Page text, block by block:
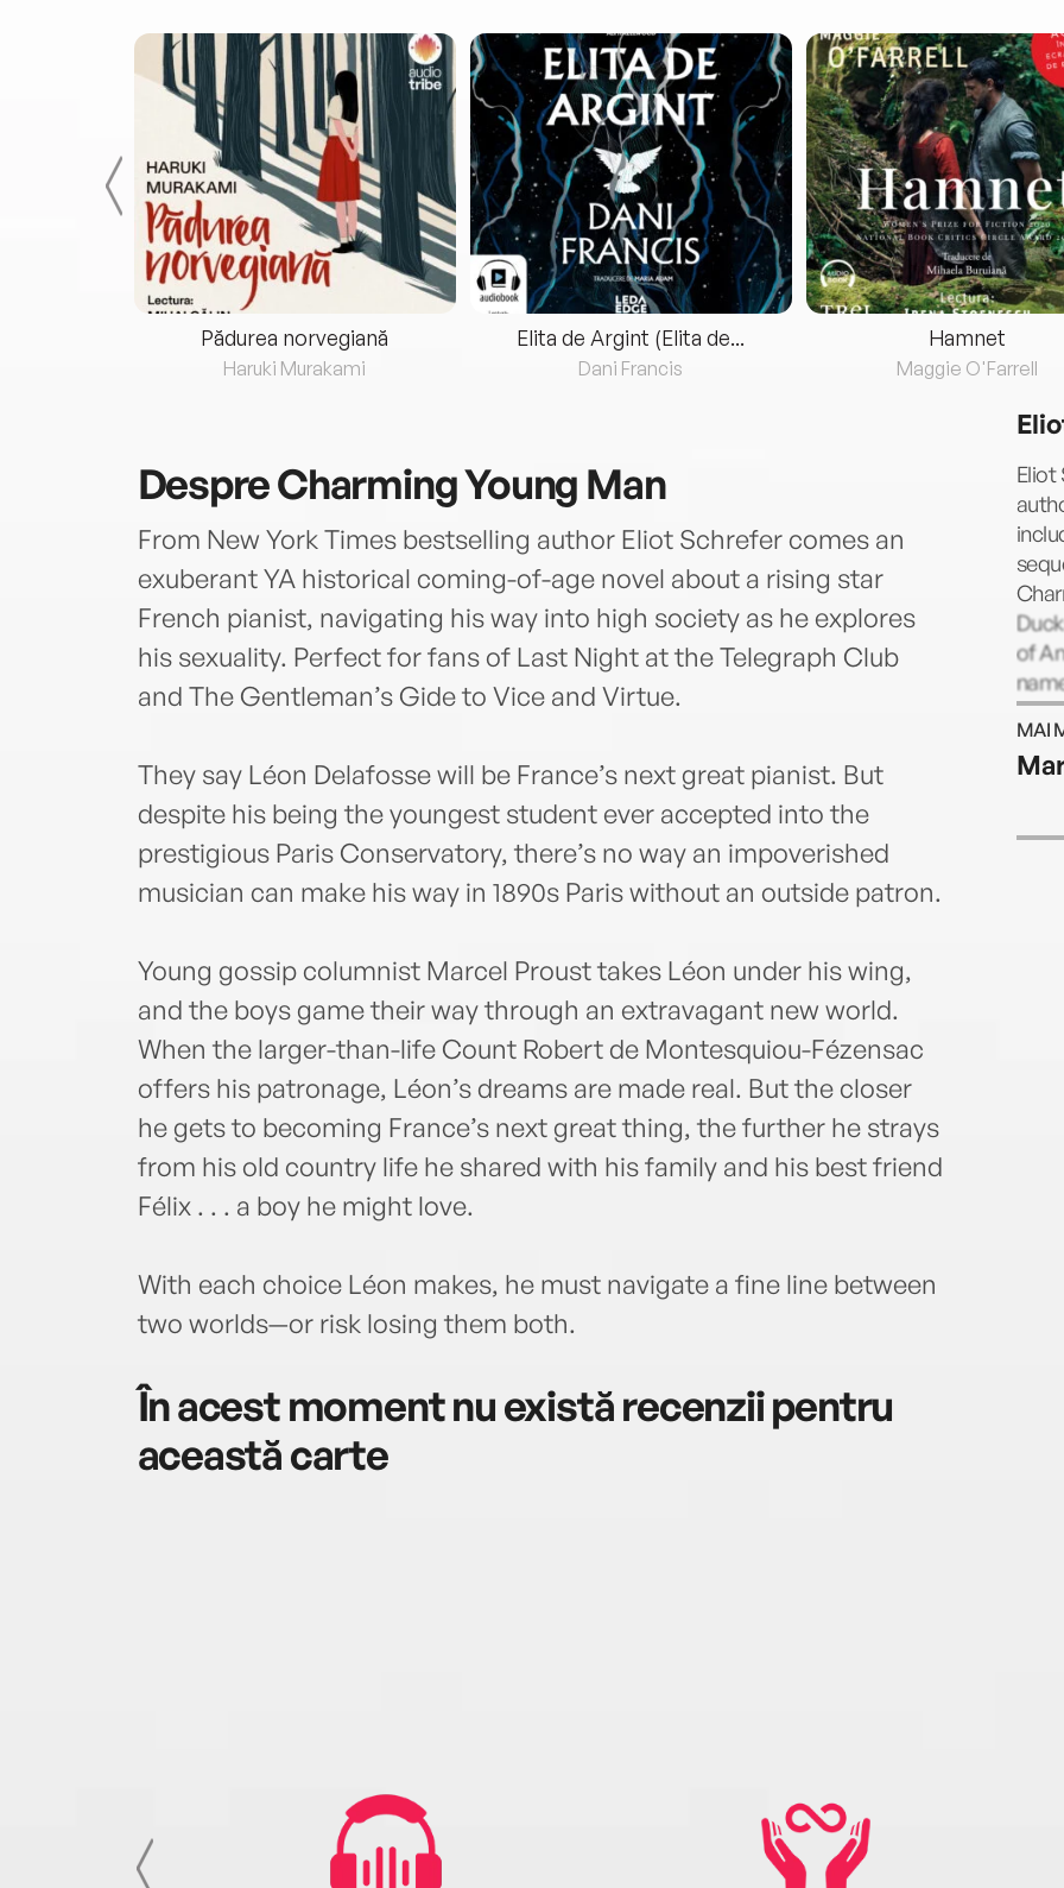
Pădurea norvegiană
Haruki Murakami
Elita de Argint (Elita de...
Dani Francis
Hamnet
Maggie O'Farrell
DespreCharming Young Man
From New York Times bestselling author Eliot Schrefer comes an
exuberant YA historical coming-of-age novel about a rising star
French pianist, navigating his way into high society as he explores
his sexuality. Perfect for fans of Last Night at the Telegraph Club
and The Gentleman’s Gide to Vice and Virtue.
They say Léon Delafosse will be France’s next great pianist. But
despite his being the youngest student ever accepted into the
prestigious Paris Conservatory, there’s no way an impoverished
musician can make his way in 1890s Paris without an outside patron.
Young gossip columnist Marcel Proust takes Léon under his wing,
and the boys game their way through an extravagant new world.
When the larger-than-life Count Robert de Montesquiou-Fézensac
offers his patronage, Léon’s dreams are made real. But the closer
he gets to becoming France’s next great thing, the further he strays
from his old country life he shared with his family and his best friend
Félix . . . a boy he might love.
With each choice Léon makes, he must navigate a fine line between
two worlds—or risk losing them both.
În acest moment nu există recenzii pentru
această carte
Eliot
of
MAI